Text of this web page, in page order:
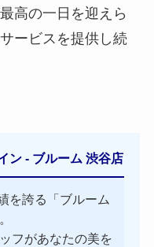
高の一日を迎えら
ービスを提供し続
ン - ブルーム 渋谷店
を誇る「ブルーム
フがあなたの美を